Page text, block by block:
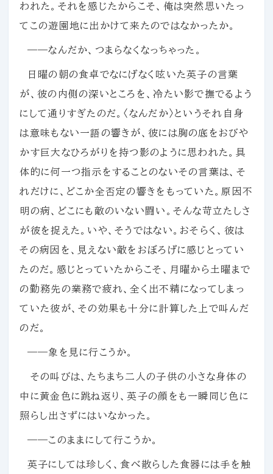
われた。それを感じたからこそ、俺は突然思いたっ
てこの遊園地に出かけて来たのではなかったか。
――なんだか、つまらなくなっちゃった。
日曜の朝の食卓でなにげなく呟いた英子の言葉
が、彼の内側の深いところを、冷たい影で撫でるよう
にして通りすぎたのだ。〈なんだか〉というそれ自身
は意味もない一語の響きが、彼には胸の底をおびや
かす巨大なひろがりを持つ影のように思われた。具
体的に何一つ指示をすることのないその言葉は、そ
れだけに、どこか全否定の響きをもっていた。原因不
明の病、どこにも敵のいない闘い。そんな苛立たしさ
が彼を捉えた。いや、そうではない。おそらく、彼は
その病因を、見えない敵をおぼろげに感じとってい
たのだ。感じとっていたからこそ、月曜から土曜まで
の勤務先の業務で疲れ、全く出不精になってしまっ
ていた彼が、その効果も十分に計算した上で叫んだ
のだ。
――象を見に行こうか。
その叫びは、たちまち二人の子供の小さな身体の
中に黄金色に跳ね返り、英子の顔をも一瞬同じ色に
照らし出さずにはいなかった。
――このままにして行こうか。
英子にしては珍しく、食べ散らした食器には手を触